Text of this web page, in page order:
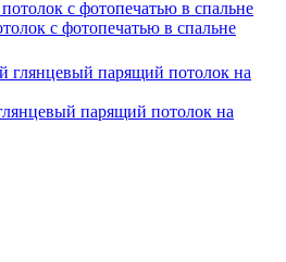
с фотопечатью в спальне
парящий потолок на